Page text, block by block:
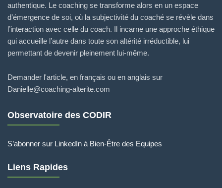
authentique. Le coaching se transforme alors en un espace
d’émergence de soi, où la subjectivité du coaché se révèle dans
l’interaction avec celle du coach. Il incarne une approche éthique
qui accueille l’autre dans toute son altérité irréductible, lui
permettant de devenir pleinement lui-même.
Demander l'article, en français ou en anglais sur
Danielle@coaching-alterite.com
Observatoire des CODIR
S’abonner sur LinkedIn à Bien-Être des Equipes
Liens Rapides